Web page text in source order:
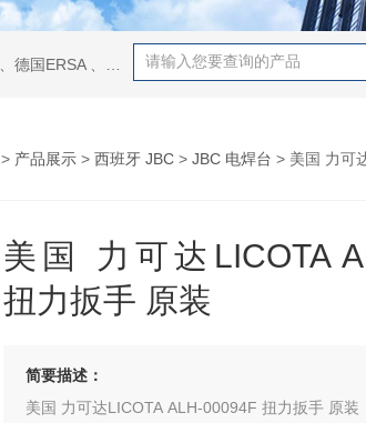
> 产品展示 > 西班牙 JBC > JBC 电焊台 > 美国 力可达
美国 力可达LICOTA
扭力扳手 原装
简要描述：
美国 力可达LICOTA ALH-00094F 扭力扳手 原装